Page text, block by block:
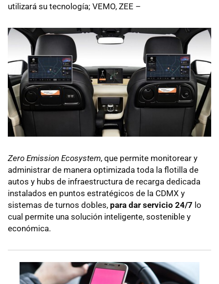
utilizará su tecnología; VEMO, ZEE –
Zero Emission Ecosystem, que permite monitorear y
administrar de manera optimizada toda la flotilla de
autos y hubs de infraestructura de recarga dedicada
instalados en puntos estratégicos de la CDMX y
sistemas de turnos dobles, para dar servicio 24/7 lo
cual permite una solución inteligente, sostenible y
económica.